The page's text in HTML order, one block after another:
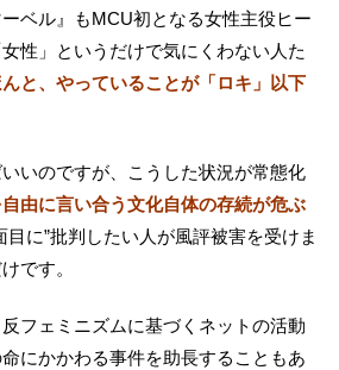
ベル』もMCU初となる女性主役ヒー
性」というだけで気にくわない人た
と、やっていることが「ロキ」以下
いのですが、こうした状況が常態化
由に言い合う文化自体の存続が危ぶ
目に”批判したい人が風評被害を受けま
です。
フェミニズムに基づくネットの活動
にかかわる事件を助長することもあ